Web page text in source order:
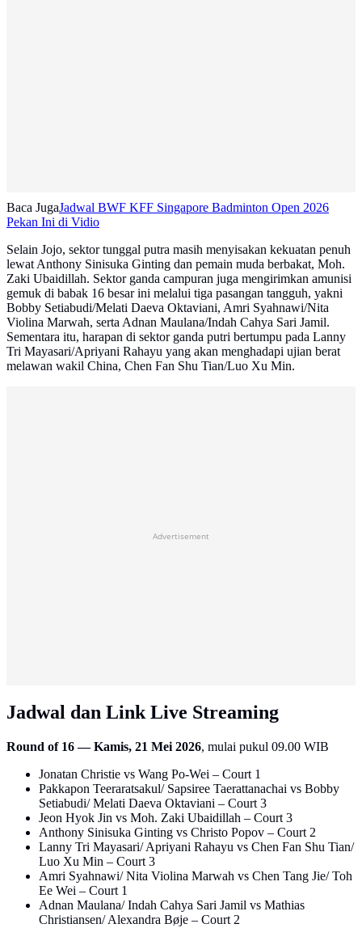
Baca JugaJadwal BWF KFF Singapore Badminton Open 2026
Pekan Ini di Vidio
Selain Jojo, sektor tunggal putra masih menyisakan kekuatan penuh
lewat Anthony Sinisuka Ginting dan pemain muda berbakat, Moh.
Zaki Ubaidillah. Sektor ganda campuran juga mengirimkan amunisi
gemuk di babak 16 besar ini melalui tiga pasangan tangguh, yakni
Bobby Setiabudi/Melati Daeva Oktaviani, Amri Syahnawi/Nita
Violina Marwah, serta Adnan Maulana/Indah Cahya Sari Jamil.
Sementara itu, harapan di sektor ganda putri bertumpu pada Lanny
Tri Mayasari/Apriyani Rahayu yang akan menghadapi ujian berat
melawan wakil China, Chen Fan Shu Tian/Luo Xu Min.
Advertisement
Jadwal dan Link Live Streaming
Round of 16 — Kamis, 21 Mei 2026, mulai pukul 09.00 WIB
Jonatan Christie vs Wang Po-Wei – Court 1
Pakkapon Teeraratsakul/ Sapsiree Taerattanachai vs Bobby
Setiabudi/ Melati Daeva Oktaviani – Court 3
Jeon Hyok Jin vs Moh. Zaki Ubaidillah – Court 3
Anthony Sinisuka Ginting vs Christo Popov – Court 2
Lanny Tri Mayasari/ Apriyani Rahayu vs Chen Fan Shu Tian/
Luo Xu Min – Court 3
Amri Syahnawi/ Nita Violina Marwah vs Chen Tang Jie/ Toh
Ee Wei – Court 1
Adnan Maulana/ Indah Cahya Sari Jamil vs Mathias
Christiansen/ Alexandra Bøje – Court 2